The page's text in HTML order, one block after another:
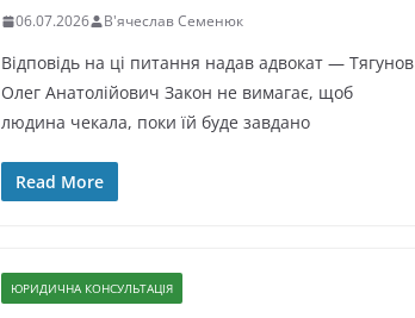
06.07.2026 В'ячеслав Семенюк
Відповідь на ці питання надав адвокат — Тягунов
Олег Анатолійович Закон не вимагає, щоб
людина чекала, поки їй буде завдано
Read More
ЮРИДИЧНА КОНСУЛЬТАЦІЯ